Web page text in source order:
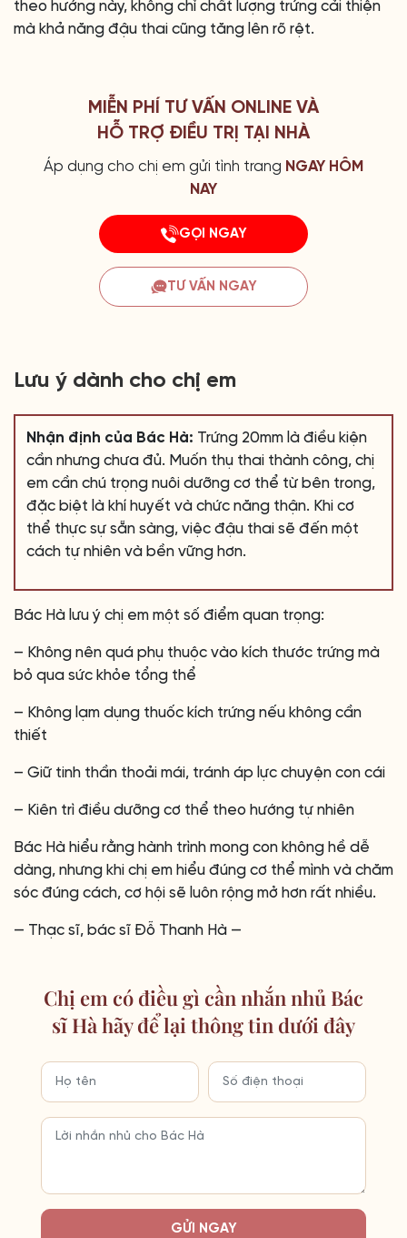
theo hướng này, không chỉ chất lượng trứng cải thiện
mà khả năng đậu thai cũng tăng lên rõ rệt.
MIỄN PHÍ TƯ VẤN ONLINE VÀ
HỖ TRỢ ĐIỀU TRỊ TẠI NHÀ
Áp dụng cho chị em gửi tình trang NGAY HÔM
NAY
GỌI NGAY
TƯ VẤN NGAY
Lưu ý dành cho chị em
Nhận định của Bác Hà: Trứng 20mm là điều kiện
cần nhưng chưa đủ. Muốn thụ thai thành công, chị
em cần chú trọng nuôi dưỡng cơ thể từ bên trong,
đặc biệt là khí huyết và chức năng thận. Khi cơ
thể thực sự sẵn sàng, việc đậu thai sẽ đến một
cách tự nhiên và bền vững hơn.
Bác Hà lưu ý chị em một số điểm quan trọng:
– Không nên quá phụ thuộc vào kích thước trứng mà
bỏ qua sức khỏe tổng thể
– Không lạm dụng thuốc kích trứng nếu không cần
thiết
– Giữ tinh thần thoải mái, tránh áp lực chuyện con cái
– Kiên trì điều dưỡng cơ thể theo hướng tự nhiên
Bác Hà hiểu rằng hành trình mong con không hề dễ
dàng, nhưng khi chị em hiểu đúng cơ thể mình và chăm
sóc đúng cách, cơ hội sẽ luôn rộng mở hơn rất nhiều.
— Thạc sĩ, bác sĩ Đỗ Thanh Hà —
Chị em có điều gì cần nhắn nhủ Bác
sĩ Hà hãy để lại thông tin dưới đây
GỬI NGAY